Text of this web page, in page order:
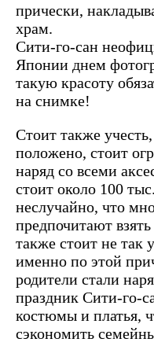
прически,
храм.
Сити-го-сан
Японии днем
такую красоту
на снимке!
Стоит также
положено, стоит
наряд со всеми
стоит около 100
неслучайно, что
предпочитают
также стоит не
именно по этой
родители стали
праздник Сити-го-
костюмы и платья,
сэкономить